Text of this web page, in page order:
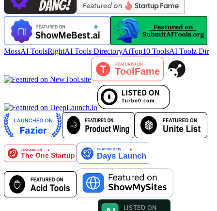
MossAI ToolsRightAI Tools DirectoryAiTop10 ToolsAI Toolz Dir